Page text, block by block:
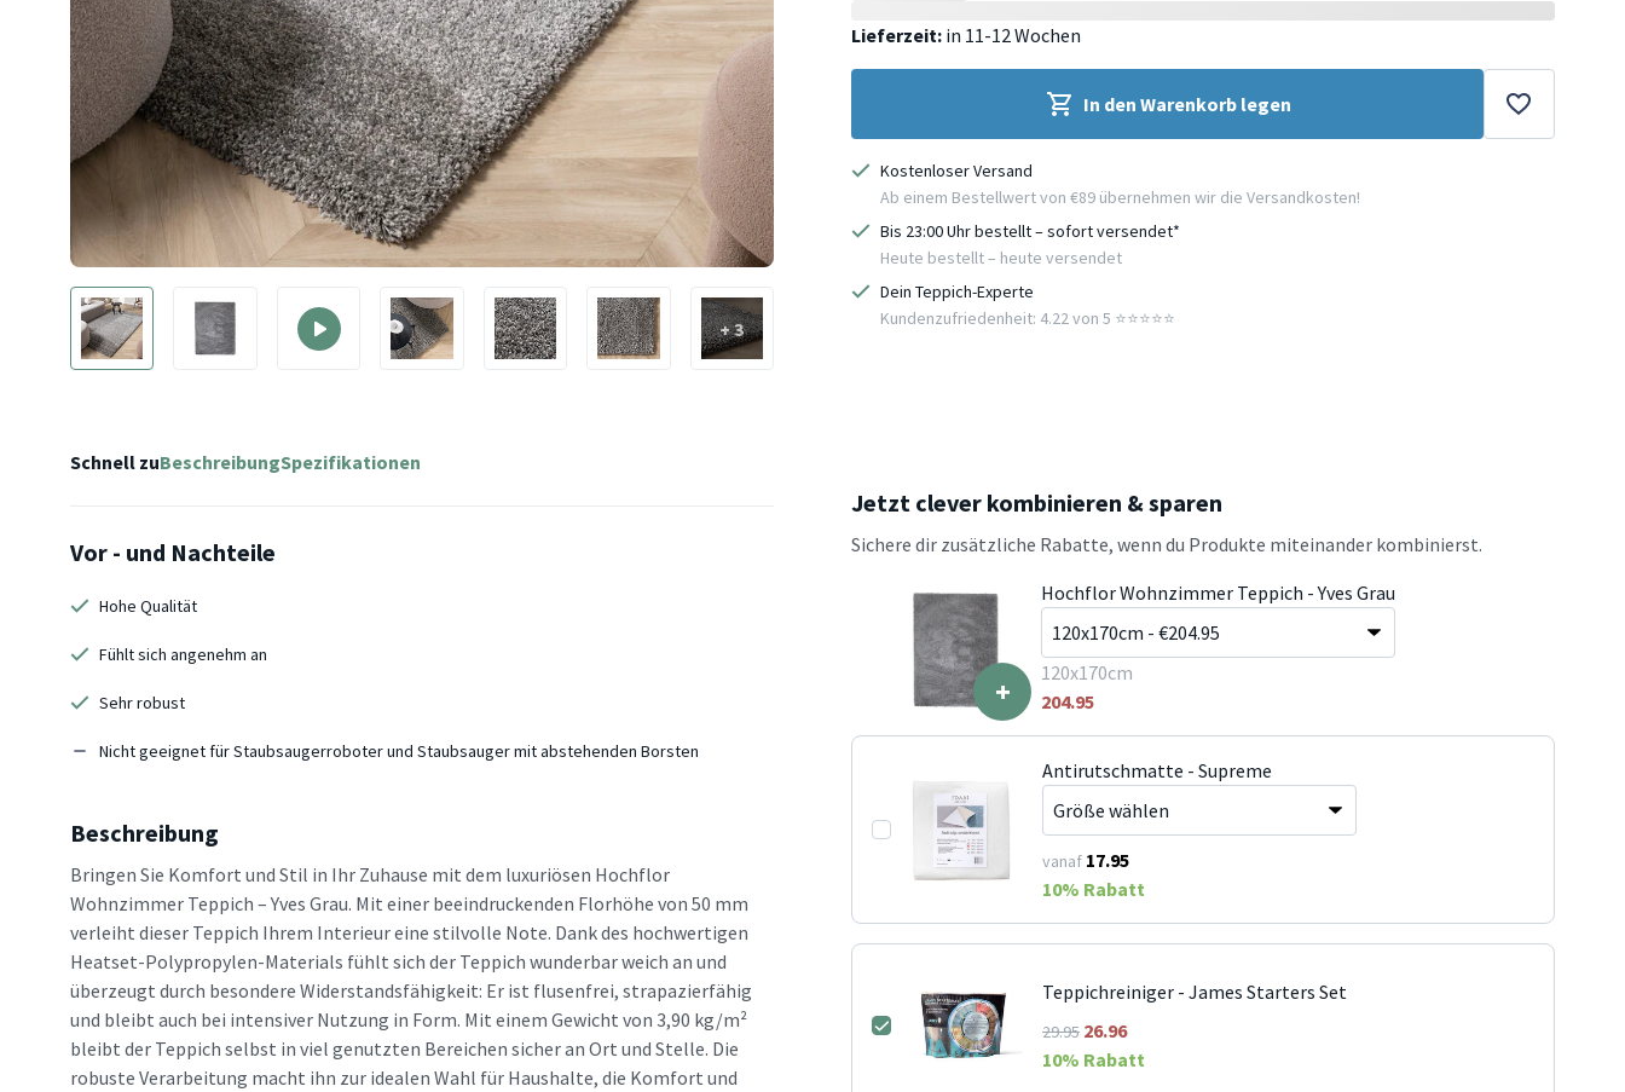
+ 3
Lieferzeit: in 11-12 Wochen
In den Warenkorb legen
Kostenloser Versand
Ab einem Bestellwert von €89 übernehmen wir die Versandkosten!
Bis 23:00 Uhr bestellt – sofort versendet*
Heute bestellt – heute versendet
Dein Teppich-Experte
Kundenzufriedenheit: 4.22 von 5 ⭐️⭐️⭐️⭐️⭐️
Schnell zuBeschreibungSpezifikationen
Vor - und Nachteile
Hohe Qualität
Fühlt sich angenehm an
Sehr robust
Nicht geeignet für Staubsaugerroboter und Staubsauger mit abstehenden Borsten
Beschreibung
Bringen Sie Komfort und Stil in Ihr Zuhause mit dem luxuriösen Hochflor
Wohnzimmer Teppich – Yves Grau. Mit einer beeindruckenden Florhöhe von 50 mm
verleiht dieser Teppich Ihrem Interieur eine stilvolle Note. Dank des hochwertigen
Heatset-Polypropylen-Materials fühlt sich der Teppich wunderbar weich an und
überzeugt durch besondere Widerstandsfähigkeit: Er ist flusenfrei, strapazierfähig
und bleibt auch bei intensiver Nutzung in Form. Mit einem Gewicht von 3,90 kg/m²
bleibt der Teppich selbst in viel genutzten Bereichen sicher an Ort und Stelle. Die
robuste Verarbeitung macht ihn zur idealen Wahl für Haushalte, die Komfort und
Jetzt clever kombinieren & sparen
Sichere dir zusätzliche Rabatte, wenn du Produkte miteinander kombinierst.
+
Hochflor Wohnzimmer Teppich - Yves Grau
120x170cm
204.95
Antirutschmatte - Supreme
vanaf 17.95
10% Rabatt
Teppichreiniger - James Starters Set
29.95 26.96
10% Rabatt